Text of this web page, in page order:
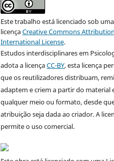
Este trabalho está licenciado sob uma
licençaCreative Commons
International License.
Estudos interdisciplinares em
adota a licençaCC-BY, esta licença
que os reutilizadores distribuam,
adaptem e criem a partir do material
qualquer meio ou formato, desde
atribuição seja dada ao criador. A
permite o uso comercial.